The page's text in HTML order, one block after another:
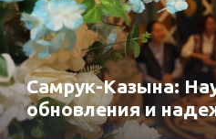
Самрук-Казына:
обновления и